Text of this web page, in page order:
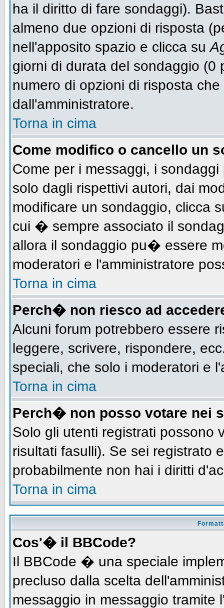
ha il diritto di fare sondaggi).
almeno due opzioni di risposta
nell'apposito spazio e clicca su
giorni di durata del sondaggio
numero di opzioni di risposta
dall'amministratore.
Torna in cima
Come modifico o cancello un
Come per i messaggi, i
solo dagli rispettivi autori, dai
modificare un sondaggio, clicca
cui � sempre associato il
allora il sondaggio pu� essere
moderatori e l'amministratore
Torna in cima
Perch� non riesco ad
Alcuni forum potrebbero essere
leggere, scrivere, rispondere,
speciali, che solo i moderatori e
Torna in cima
Perch� non posso votare nei
Solo gli utenti registrati possono
risultati fasulli). Se sei registrato
probabilmente non hai i diritti
Torna in cima
Cos'� il BBCode?
Il BBCode � una speciale
precluso dalla scelta
messaggio in messaggio tramite